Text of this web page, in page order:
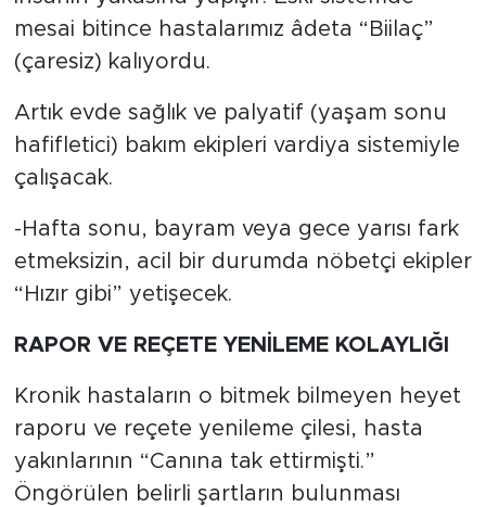
mesai bitince hastalarımız âdeta “Biilaç”
(çaresiz) kalıyordu.
Artık evde sağlık ve palyatif (yaşam sonu
hafifletici) bakım ekipleri vardiya sistemiyle
çalışacak.
-Hafta sonu, bayram veya gece yarısı fark
etmeksizin, acil bir durumda nöbetçi ekipler
“Hızır gibi” yetişecek.
RAPOR VE REÇETE YENİLEME KOLAYLIĞI
Kronik hastaların o bitmek bilmeyen heyet
raporu ve reçete yenileme çilesi, hasta
yakınlarının “Canına tak ettirmişti.”
Öngörülen belirli şartların bulunması